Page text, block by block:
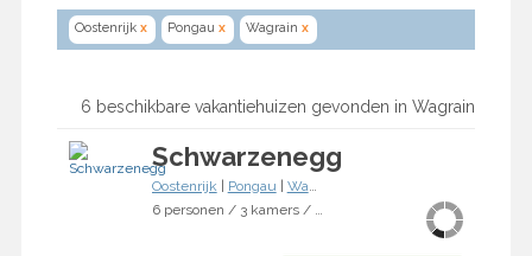
Oostenrijk x Pongau x Wagrain x
6 beschikbare vakantiehuizen gevonden in Wagrain
Schwarzenegg
Oostenrijk Pongau
Wagrain
6 personen / 3 kamers / 2 slaapkamers